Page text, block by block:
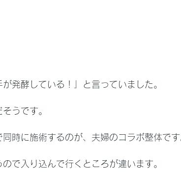
発酵している！」と言っていました。
うです。
時に施術するのが、夫婦のコラボ整体です
で入り込んで行くところが違います。